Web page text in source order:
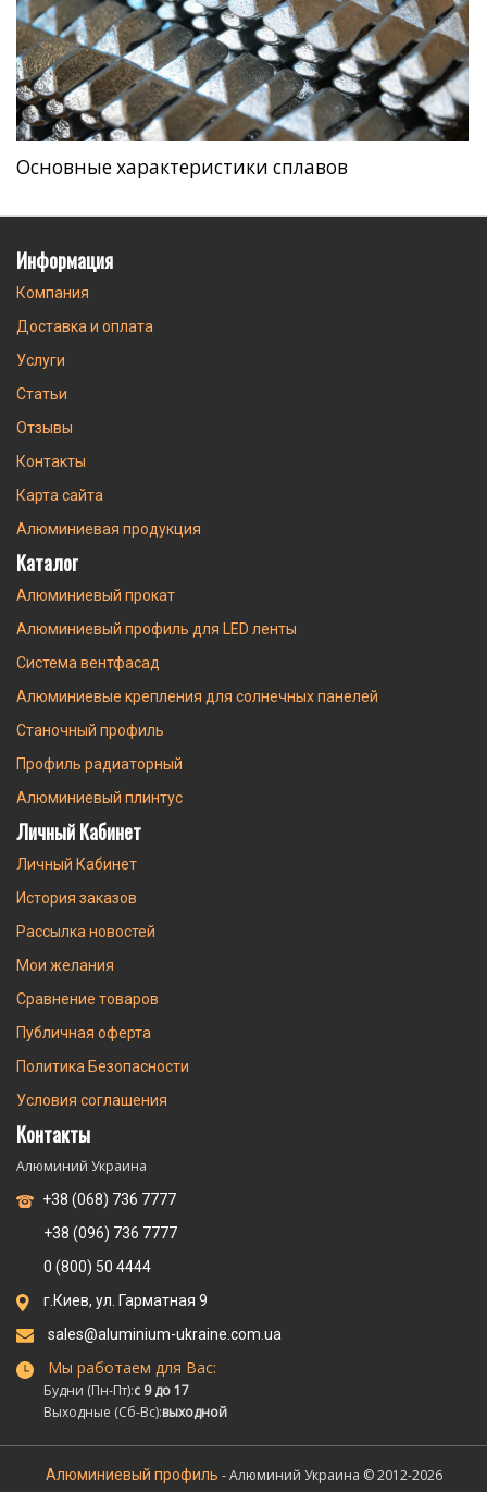
Основные характеристики сплавов
Информация
Компания
Доставка и оплата
Услуги
Статьи
Отзывы
Контакты
Карта сайта
Алюминиевая продукция
Каталог
Алюминиевый прокат
Алюминиевый профиль для LED ленты
Система вентфасад
Алюминиевые крепления для солнечных панелей
Станочный профиль
Профиль радиаторный
Алюминиевый плинтус
Личный Кабинет
Личный Кабинет
История заказов
Рассылка новостей
Мои желания
Сравнение товаров
Публичная оферта
Политика Безопасности
Условия соглашения
Контакты
Алюминий Украина
+38 (068) 736 7777
+38 (096) 736 7777
0 (800) 50 4444
г.Киев, ул. Гарматная 9
sales@aluminium-ukraine.com.ua
Мы работаем для Вас:
Будни (Пн-Пт):с 9 до 17
Выходные (Сб-Вс):выходной
Алюминиевый профиль - Алюминий Украина © 2012-2026